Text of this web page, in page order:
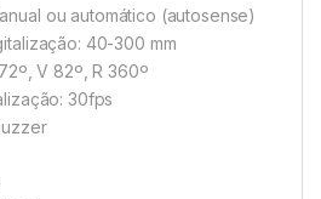
ou automático (autosense)
40-300 mm
V 82º, R 360º
30fps